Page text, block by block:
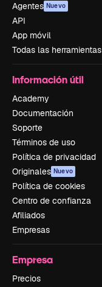
Agentes Nuevo
API
App móvil
Todas las herramientas
Información útil
Academy
Documentación
Soporte
Términos de uso
Política de privacidad
Originales Nuevo
Política de cookies
Centro de confianza
Afiliados
Empresas
Empresa
Precios